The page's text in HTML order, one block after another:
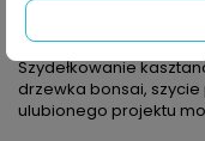
Zobaczycie też, jak
dlatego, że projektant
Szydełkowanie
drzewka bonsai,
ulubionego projektu